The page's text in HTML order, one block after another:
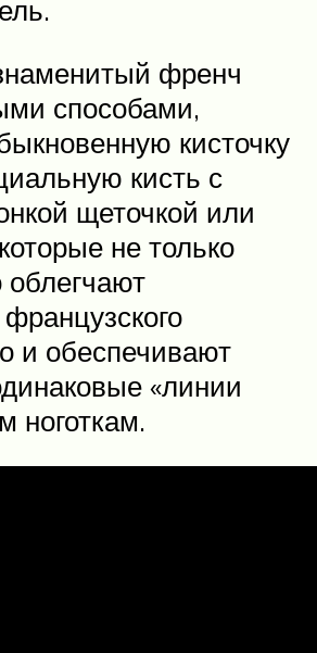
френч
способами,
кисточку
кисть с
щеточкой или
не только
облегчают
и обеспечивают
«линии
ноготкам.